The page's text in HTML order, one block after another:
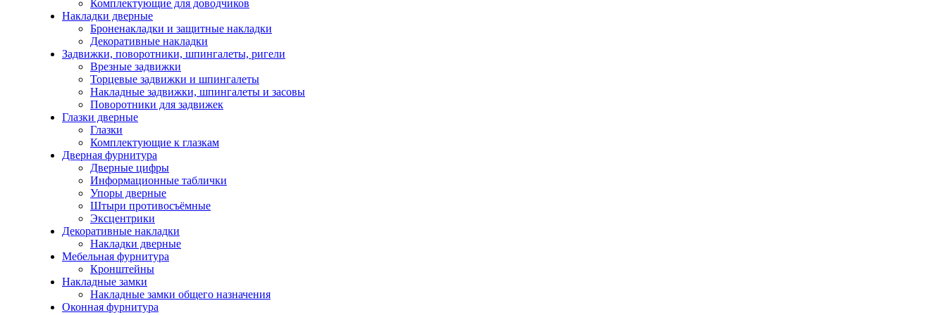
Комплектующие для доводчиков
Накладки дверные
Броненакладки и защитные накладки
Декоративные накладки
Задвижки, поворотники, шпингалеты, ригели
Врезные задвижки
Торцевые задвижки и шпингалеты
Накладные задвижки, шпингалеты и засовы
Поворотники для задвижек
Глазки дверные
Глазки
Комплектующие к глазкам
Дверная фурнитура
Дверные цифры
Информационные таблички
Упоры дверные
Штыри противосъёмные
Эксцентрики
Декоративные накладки
Накладки дверные
Мебельная фурнитура
Кронштейны
Накладные замки
Накладные замки общего назначения
Оконная фурнитура